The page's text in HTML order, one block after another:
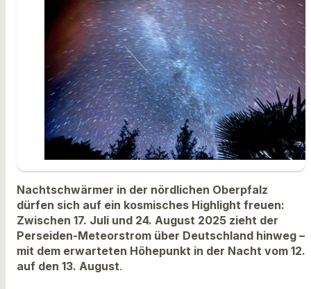
Nachtschwärmer in der nördlichen Oberpfalz
dürfen sich auf ein kosmisches Highlight freuen:
Zwischen 17. Juli und 24. August 2025 zieht der
Perseiden-Meteorstrom über Deutschland hinweg –
mit dem erwarteten Höhepunkt in der Nacht vom 12.
auf den 13. August.